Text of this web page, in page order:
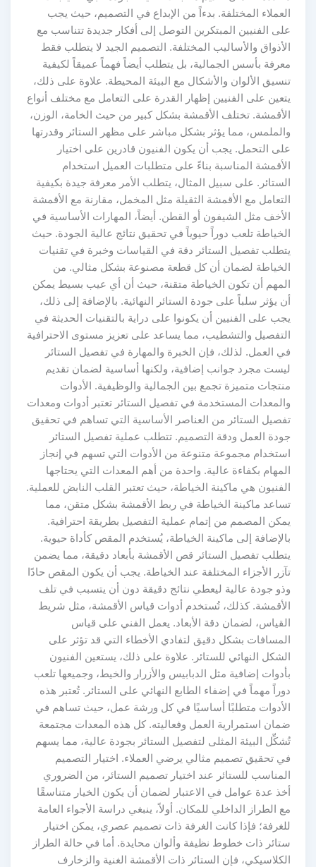
العملاء المختلفة. بدءاً من الإبداع في التصميم، حيث يجب
على الفنيين المبتكرين التوصل إلى أفكار جديدة تتناسب مع
الأذواق والأساليب المختلفة. التصميم الجيد لا يتطلب فقط
معرفة بأسس الجمالية، بل يتطلب أيضاً فهماً عميقاً لكيفية
تنسيق الألوان والأشكال مع البيئة المحيطة. علاوة على ذلك،
يتعين على الفنيين إظهار القدرة على التعامل مع مختلف أنواع
الأقمشة. تختلف الأقمشة بشكل كبير من حيث الخامة، الوزن،
والملمس، مما يؤثر بشكل مباشر على مظهر الستائر وقدرتها
على التحمل. يجب أن يكون الفنيون قادرين على اختيار
الأقمشة المناسبة بناءً على متطلبات العميل استخدام
الستائر. على سبيل المثال، يتطلب الأمر معرفة جيدة بكيفية
التعامل مع الأقمشة الثقيلة مثل المخمل، مقارنة مع الأقمشة
الأخف مثل الشيفون أو القطن. أيضاً، المهارات الأساسية في
الخياطة تلعب دوراً حيوياً في تحقيق نتائج عالية الجودة. حيث
يتطلب تفصيل الستائر دقة في القياسات وخبرة في تقنيات
الخياطة لضمان أن كل قطعة مصنوعة بشكل مثالي. من
المهم أن تكون الخياطة متقنة، حيث أن أي عيب بسيط يمكن
أن يؤثر سلباً على جودة الستائر النهائية. بالإضافة إلى ذلك،
يجب على الفنيين أن يكونوا على دراية بالتقنيات الحديثة في
التفصيل والتشطيب، مما يساعد على تعزيز مستوى الاحترافية
في العمل. لذلك، فإن الخبرة والمهارة في تفصيل الستائر
ليست مجرد جوانب إضافية، ولكنها أساسية لضمان تقديم
منتجات متميزة تجمع بين الجمالية والوظيفية. الأدوات
والمعدات المستخدمة في تفصيل الستائر تعتبر أدوات ومعدات
تفصيل الستائر من العناصر الأساسية التي تساهم في تحقيق
جودة العمل ودقة التصميم. تتطلب عملية تفصيل الستائر
استخدام مجموعة متنوعة من الأدوات التي تسهم في إنجاز
المهام بكفاءة عالية. واحدة من أهم المعدات التي يحتاجها
الفنيون هي ماكينة الخياطة، حيث تعتبر القلب النابض للعملية.
تساعد ماكينة الخياطة في ربط الأقمشة بشكل متقن، مما
يمكن المصمم من إتمام عملية التفصيل بطريقة احترافية.
بالإضافة إلى ماكينة الخياطة، يُستخدم المقص كأداة حيوية.
يتطلب تفصيل الستائر قص الأقمشة بأبعاد دقيقة، مما يضمن
تآزر الأجزاء المختلفة عند الخياطة. يجب أن يكون المقص حادًا
وذو جودة عالية ليعطي نتائج دقيقة دون أن يتسبب في تلف
الأقمشة. كذلك، تُستخدم أدوات قياس الأقمشة، مثل شريط
القياس، لضمان دقة الأبعاد. يعمل الفني على قياس
المسافات بشكل دقيق لتفادي الأخطاء التي قد تؤثر على
الشكل النهائي للستائر. علاوة على ذلك، يستعين الفنيون
بأدوات إضافية مثل الدبابيس والأزرار والخيط، وجميعها تلعب
دوراً مهماً في إضفاء الطابع النهائي على الستائر. تُعتبر هذه
الأدوات متطلبًا أساسيًا في كل ورشة عمل، حيث تساهم في
ضمان استمرارية العمل وفعاليته. كل هذه المعدات مجتمعة
تُشكِّل البيئة المثلى لتفصيل الستائر بجودة عالية، مما يسهم
في تحقيق تصميم مثالي يرضي العملاء. اختيار التصميم
المناسب للستائر عند اختيار تصميم الستائر، من الضروري
أخذ عدة عوامل في الاعتبار لضمان أن يكون الخيار متناسقًا
مع الطراز الداخلي للمكان. أولاً، ينبغي دراسة الأجواء العامة
للغرفة؛ فإذا كانت الغرفة ذات تصميم عصري، يمكن اختيار
ستائر ذات خطوط نظيفة وألوان محايدة. أما في حالة الطراز
الكلاسيكي، فإن الستائر ذات الأقمشة الغنية والزخارف